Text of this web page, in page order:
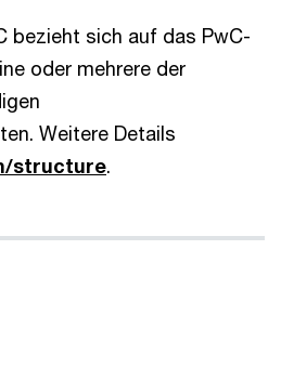
bezieht sich auf das PwC-
oder mehrere der
Weitere Details
structure.